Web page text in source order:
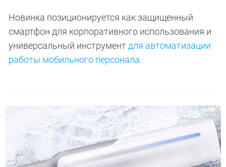
Новинка позиционируется как защищенный
смартфон для корпоративного использования и
универсальный инструмент для автоматизации
работы мобильного персонала.